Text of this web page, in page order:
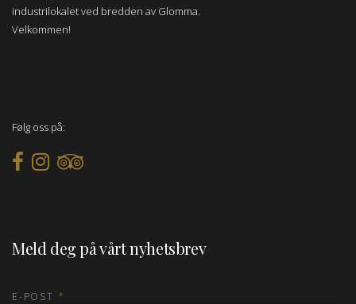
industrilokalet ved bredden av Glomma.
Velkommen!
Følg oss på:
Meld deg på vårt nyhetsbrev
E-POST *